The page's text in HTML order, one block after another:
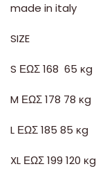
made in italy
SIZE
S ΕΩΣ 168 65 κg
M ΕΩΣ 178 78 κg
L ΕΩΣ 185 85 κg
XL ΕΩΣ 199 120 κg